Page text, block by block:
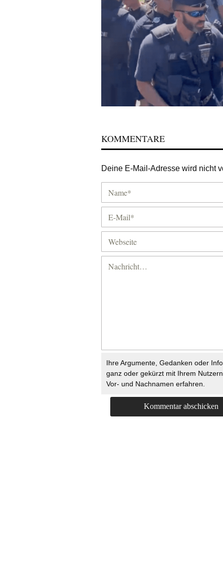
KOMMENTARE
Deine E-Mail-Adresse wird nicht
Ihre Argumente, Gedanken oder
ganz oder gekürzt mit Ihrem
Vor- und Nachnamen erfahren.